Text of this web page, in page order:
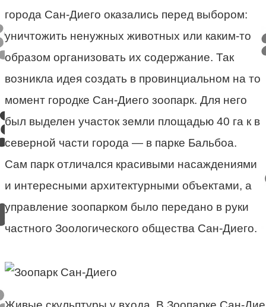
города Сан-Диего оказались перед выбором:
уничтожить ненужных животных или каким-то
образом организовать их содержание. Так
возникла идея создать в провинциальном на то
момент городке Сан-Диего зоопарк. Для него
был выделен участок земли площадью 40 га к в
северной части города — в парке Бальбоа.
Сам парк отличался красивыми насаждениями
и интересными архитектурными объектами, а
управление зоопарком было передано в руки
частного Зоологического общества Сан-Диего.